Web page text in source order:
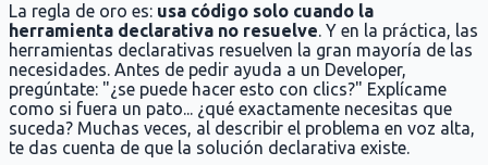
La regla de oro es: usa código solo cuando la
herramienta declarativa no resuelve. Y en la práctica, las
herramientas declarativas resuelven la gran mayoría de las
necesidades. Antes de pedir ayuda a un Developer,
pregúntate: "¿se puede hacer esto con clics?" Explícame
como si fuera un pato... ¿qué exactamente necesitas que
suceda? Muchas veces, al describir el problema en voz alta,
te das cuenta de que la solución declarativa existe.